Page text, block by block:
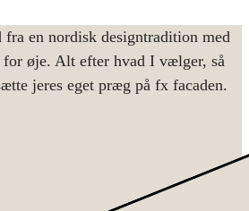
fra en nordisk designtradition med
øje. Alt efter hvad I vælger, så
jeres eget præg på fx facaden.